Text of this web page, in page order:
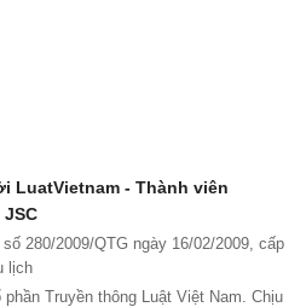
LuatVietnam - Thành viên
JSC
280/2009/QTG ngày 16/02/2009, cấp
lịch
Truyền thông Luật Việt Nam. Chịu